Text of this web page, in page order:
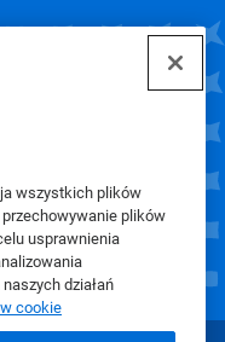
wszystkich plików
plików
usprawnienia
działań
cookie